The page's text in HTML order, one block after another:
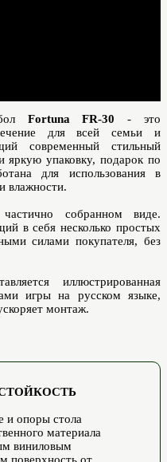
Fortuna FR-30- это
для всей семьи и
современный стильный
яркую упаковку, подарок по
для использования в
влажности.
собранном виде.
в себя несколько простых
силами покупателя, без
иллюстрированная
игры на русском языке,
монтаж.
и опоры стола
материала
виниловым
поверхность от